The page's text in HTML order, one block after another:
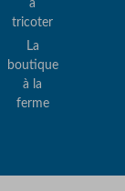
à
tricoter
La
boutique
à la
ferme